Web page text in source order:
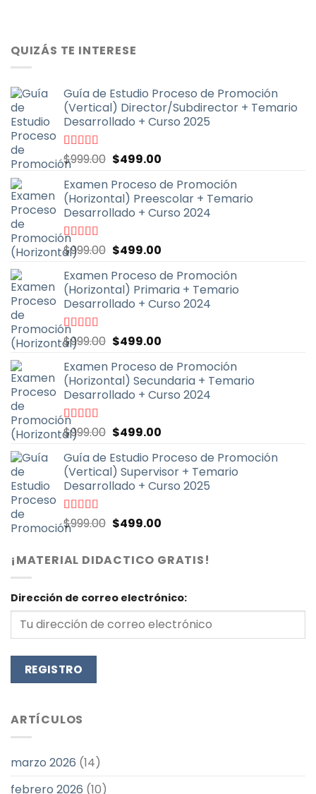
QUIZÁS TE INTERESE
Guía de Estudio Proceso de Promoción
(Vertical) Director/Subdirector + Temario
Desarrollado + Curso 2025
Valorado
con
5
$999.00 El
original
era:
$999.00.
$499.00El
actual
es:
$499.00.
Examen Proceso de Promoción
(Horizontal) Preescolar + Temario
Desarrollado + Curso 2024
Valorado
con
5
$999.00 El
original
era:
$999.00.
$499.00El
actual
es:
$499.00.
Examen Proceso de Promoción
(Horizontal) Primaria + Temario
Desarrollado + Curso 2024
Valorado
con
5
$999.00 El
original
era:
$999.00.
$499.00El
actual
es:
$499.00.
Examen Proceso de Promoción
(Horizontal) Secundaria + Temario
Desarrollado + Curso 2024
Valorado
con
5
$999.00 El
original
era:
$999.00.
$499.00El
actual
es:
$499.00.
Guía de Estudio Proceso de Promoción
(Vertical) Supervisor + Temario
Desarrollado + Curso 2025
Valorado
con
$999.00 El
original
era:
$499.00El
actual
es:
¡MATERIAL DIDACTICO GRATIS!
Dirección de correo electrónico:
ARTÍCULOS
marzo 2026 (14)
febrero 2026 (10)